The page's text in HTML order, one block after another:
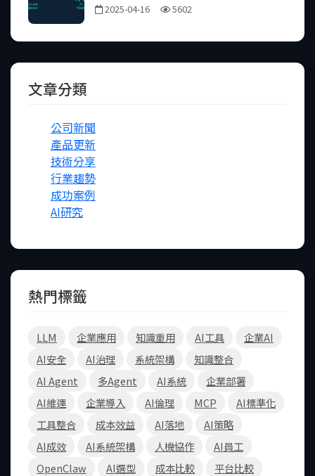
2025-04-16 5602
文章分類
公司新聞
產品更新
技術分享
行業趨勢
成功案例
AI研究
熱門標籤
LLM 企業應用 知識重用 AI工具
企業AI
AI安全
AI治理 系統架構
知識整合
AI Agent
多Agent AI系統
企業部署
AI維運
企業導入 AI倫理 MCP
AI標準化
工具整合
成本效益 AI落地
AI策略
AI成效
AI系統架構 人機協作
AI員工
OpenClaw
AI選型 成本比較
平台比較